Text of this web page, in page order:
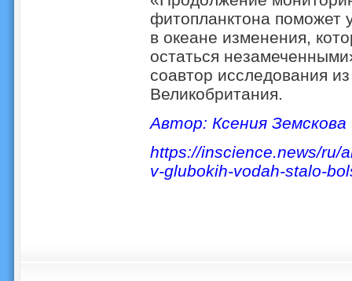
фитопланктона поможет
в океане изменения,
остаться
соавтор исследования
Великобритания.
Автор: Ксения Земскова
https://inscience.news/ru/
v-glubokih-vodah-stalo-